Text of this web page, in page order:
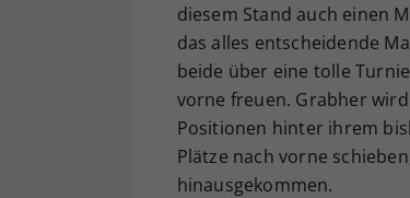
diesem Stand auch einen
das alles entscheidende
beide über eine tolle
vorne freuen. Grabher
Positionen hinter ihrem
Plätze nach vorne
hinausgekommen.